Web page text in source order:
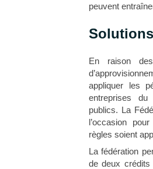
peuvent
En raison
appliquer les
entreprises du
publics. La
l’occasion
règles soient
La fédération
de deux crédits